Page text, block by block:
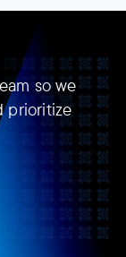
so we
prioritize